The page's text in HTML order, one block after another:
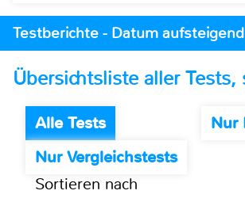
Testberichte - Datum
Übersichtsliste aller Tests,
Alle Tests
Nur
Nur Vergleichstests
Sortieren nach